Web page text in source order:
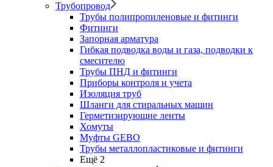
Трубопровод
Трубы полипропиленовые и фитинги
Фитинги
Запорная арматура
Гибкая подводка воды и газа, подводки к
смесителю
Трубы ПНД и фитинги
Приборы контроля и учета
Изоляция труб
Шланги для стиральных машин
Герметизирующие ленты
Хомуты
Муфты GEBO
Трубы металлопластиковые и фитинги
Ещё 2